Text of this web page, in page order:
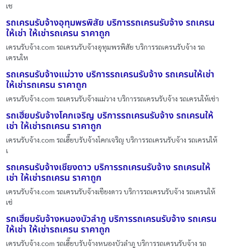
เช
รถเครนรับจ้างอุทุมพรพิสัย บริการรถเครนรับจ้าง รถเครน
ให้เช่า ให้เช่ารถเครน ราคาถูก
เครนรับจ้าง.com รถเครนรับจ้างอุทุมพรพิสัย บริการรถเครนรับจ้าง รถ
เครนให
รถเครนรับจ้างแม่วาง บริการรถเครนรับจ้าง รถเครนให้เช่า
ให้เช่ารถเครน ราคาถูก
เครนรับจ้าง.com รถเครนรับจ้างแม่วาง บริการรถเครนรับจ้าง รถเครนให้เช่า
รถเฮี๊ยบรับจ้างโคกเจริญ บริการรถเครนรับจ้าง รถเครนให้
เช่า ให้เช่ารถเครน ราคาถูก
เครนรับจ้าง.com รถเฮี๊ยบรับจ้างโคกเจริญ บริการรถเครนรับจ้าง รถเครนให้
เ
รถเครนรับจ้างเชียงดาว บริการรถเครนรับจ้าง รถเครนให้
เช่า ให้เช่ารถเครน ราคาถูก
เครนรับจ้าง.com รถเครนรับจ้างเชียงดาว บริการรถเครนรับจ้าง รถเครนให้
เช่
รถเฮี๊ยบรับจ้างหนองบัวลำภู บริการรถเครนรับจ้าง รถเครน
ให้เช่า ให้เช่ารถเครน ราคาถูก
เครนรับจ้าง.com รถเฮี๊ยบรับจ้างหนองบัวลำภู บริการรถเครนรับจ้าง รถ